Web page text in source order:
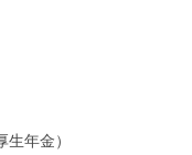
年金）